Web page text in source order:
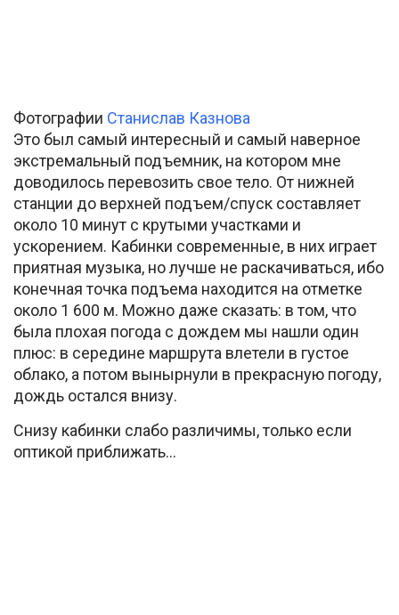
Фотографии Станислав Казнова
Это был самый интересный и самый наверное
экстремальный подъемник, на котором мне
доводилось перевозить свое тело. От нижней
станции до верхней подъем/спуск составляет
около 10 минут с крутыми участками и
ускорением. Кабинки современные, в них играет
приятная музыка, но лучше не раскачиваться, ибо
конечная точка подъема находится на отметке
около 1 600 м. Можно даже сказать: в том, что
была плохая погода с дождем мы нашли один
плюс: в середине маршрута влетели в густое
облако, а потом вынырнули в прекрасную погоду,
дождь остался внизу.
Снизу кабинки слабо различимы, только если
оптикой приближать…